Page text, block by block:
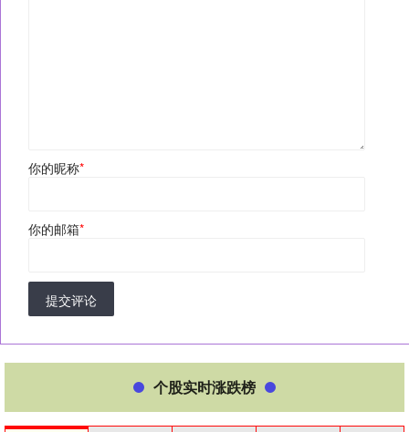
你的昵称*
你的邮箱*
提交评论
个股实时涨跌榜